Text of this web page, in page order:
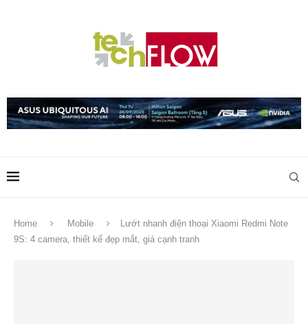
Home Mobile
Lướt nhanh điện thoại Xiaomi Redmi Note
9S: 4 camera, thiết kế đẹp mắt, giá cạnh tranh